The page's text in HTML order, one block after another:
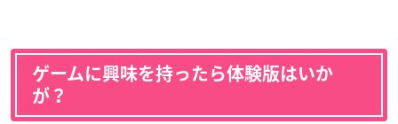
ゲームに興味を持ったら体験版はいか
が？